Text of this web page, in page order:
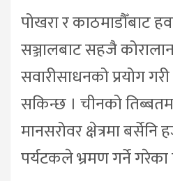
पोखरा र काठमाडौँबाट
सञ्जालबाट सहजै
सवारीसाधनको प्रयोग
सकिन्छ । चीनको
मानसरोवर क्षेत्रमा बर्सेनि
पर्यटकले भ्रमण गर्ने